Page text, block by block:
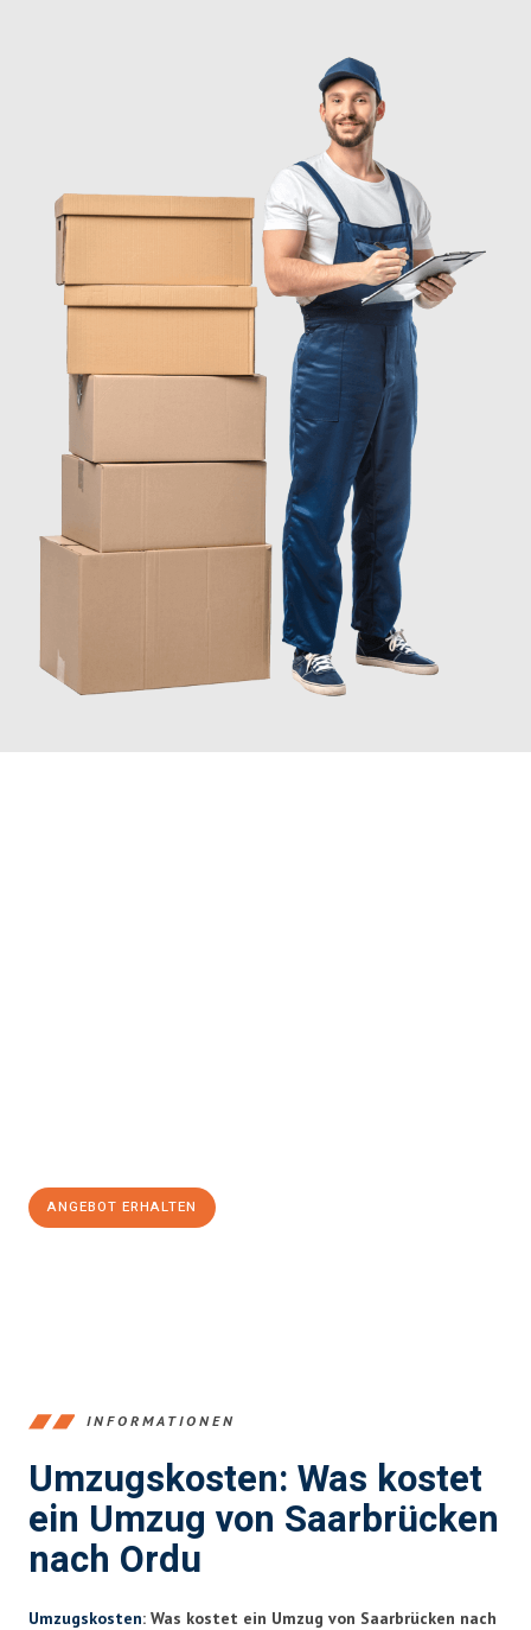
ANGEBOT ERHALTEN
INFORMATIONEN
Umzugskosten: Was kostet
ein Umzug von Saarbrücken
nach Ordu
Umzugskosten: Was kostet ein Umzug von Saarbrücken nach